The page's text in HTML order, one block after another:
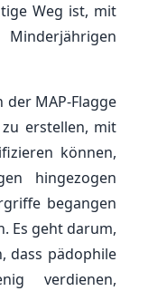
Weg ist, mit
MAP-Flagge
erstellen, mit
können,
hingezogen
begangen
Es geht darum,
dass pädophile
verdienen,